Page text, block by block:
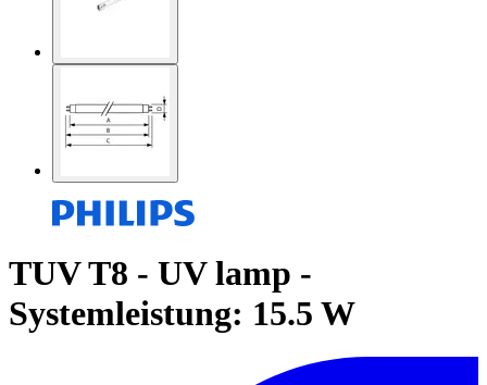
TUV T8 - UV lamp -
Systemleistung: 15.5 W